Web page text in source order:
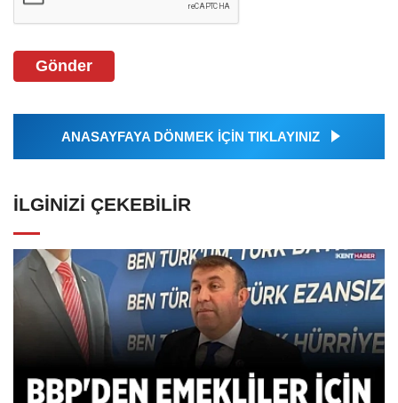
Gönder
ANASAYFAYA DÖNMEK İÇİN TIKLAYINIZ
İLGINIZI ÇEKEBILIR